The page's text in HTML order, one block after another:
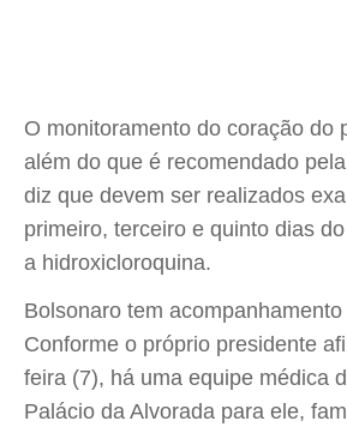
O monitoramento do coração do
além do que é recomendado
diz que devem ser realizados
primeiro, terceiro e quinto dias
a hidroxicloroquina.
Bolsonaro tem
Conforme o próprio presidente
feira (7), há uma equipe médica
Palácio da Alvorada para ele,